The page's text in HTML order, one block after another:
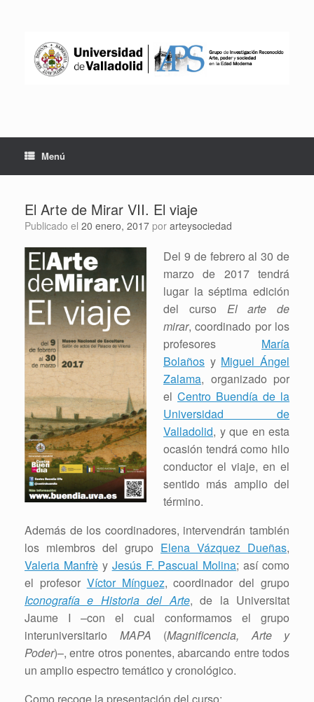
Menú
El Arte de Mirar VII. El viaje
Publicado el 20 enero, 2017 por arteysociedad
Del 9 de febrero al 30 de
marzo de 2017 tendrá
lugar la séptima edición
del curso El arte de
mirar, coordinado por los
profesores María
Bolaños y Miguel Ángel
Zalama, organizado por
el Centro Buendía de la
Universidad de
Valladolid, y que en esta
ocasión tendrá como hilo
conductor el viaje, en el
sentido más amplio del
término.
Además de los coordinadores, intervendrán también
los miembros del grupo Elena Vázquez Dueñas,
Valeria Manfrèy Jesús F. Pascual Molina; así como
el profesor Víctor Mínguez, coordinador del grupo
Iconografía e Historia del Arte, de la Universitat
Jaume I –con el cual conformamos el grupo
interuniversitario MAPA (Magnificencia, Arte y
Poder)–, entre otros ponentes, abarcando entre todos
un amplio espectro temático y cronológico.